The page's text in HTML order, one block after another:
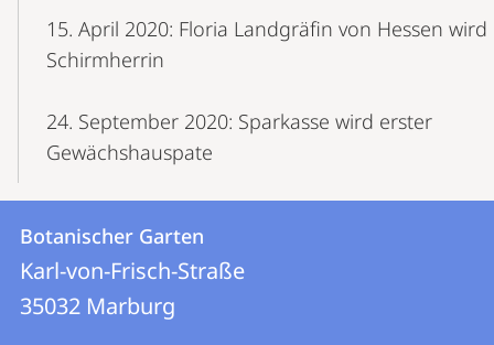
15. April 2020: Floria Landgräfin von Hessen wird
Schirmherrin
24. September 2020: Sparkasse wird erster
Gewächshauspate
Kontakt
und
Informationen
Kontaktinformationen
Botanischer
Garten
Botanischer Garten
Karl-von-Frisch-Straße
35032 Marburg